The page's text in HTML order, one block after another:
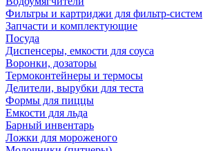
Фильтры и картриджи для фильтр-систем
Запчасти и комплектующие
Посуда
Диспенсеры, емкости для соуса
Воронки, дозаторы
Термоконтейнеры и термосы
Делители, вырубки для теста
Формы для пиццы
Емкости для льда
Барный инвентарь
Ложки для мороженого